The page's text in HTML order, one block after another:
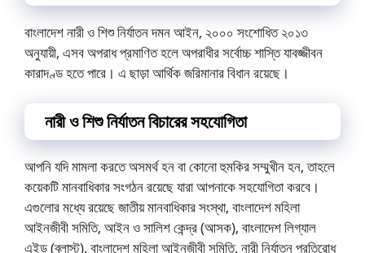
বাংলাদেশ নারী ও শিশু নির্যাতন দমন আইন, ২০০০ সংশোধিত ২০১৩
অনুযায়ী, এসব অপরাধ প্রমাণিত হলে অপরাধীর সর্বোচ্চ শাস্তি যাবজ্জীবন
কারাদণ্ড হতে পারে। এ ছাড়া আর্থিক জরিমানার বিধান রয়েছে।
নারী ও শিশু নির্যাতন বিচারের সহযোগিতা
আপনি যদি মামলা করতে অসমর্থ হন বা কোনো হুমকির সম্মুখীন হন, তাহলে
কয়েকটি মানবাধিকার সংগঠন রয়েছে যারা আপনাকে সহযোগিতা করবে।
এগুলোর মধ্যে রয়েছে জাতীয় মানবাধিকার সংস্থা, বাংলাদেশ মহিলা
আইনজীবী সমিতি, আইন ও সালিশ কেন্দ্র (আসক), বাংলাদেশ লিগ্যাল
এইড (ব্লাস্ট), বাংলাদেশ মহিলা আইনজীবী সমিতি, নারী নির্যাতন প্রতিরোধ